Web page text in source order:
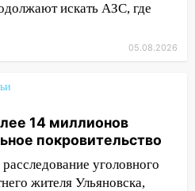
на 6 августа в
пройдет
«Наше время»
в Ульяновске 5
дня: список АЗС
в
искать АЗС, где
05.08.2026
14 миллионов
покровительство
уголовного
жителя Ульяновска,